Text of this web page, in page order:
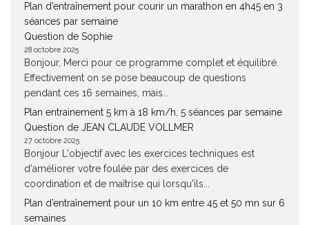
Plan d’entraînement pour courir un marathon en 4h45 en 3
séances par semaine
Question de Sophie
28 octobre 2025
Bonjour, Merci pour ce programme complet et équilibré.
Effectivement on se pose beaucoup de questions
pendant ces 16 semaines, mais...
Plan entrainement 5 km à 18 km/h, 5 séances par semaine
Question de JEAN CLAUDE VOLLMER
27 octobre 2025
Bonjour L'objectif avec les exercices techniques est
d'améliorer votre foulée par des exercices de
coordination et de maîtrise qui lorsqu'ils...
Plan d’entraînement pour un 10 km entre 45 et 50 mn sur 6
semaines